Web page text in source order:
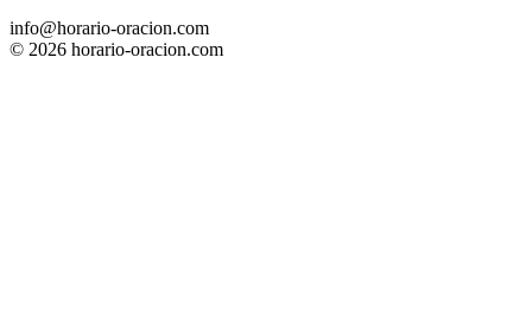
info@horario-oracion.com
© 2026 horario-oracion.com